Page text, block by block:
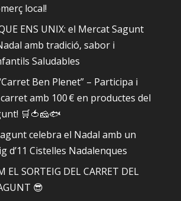
local!
ENS UNIX: el Mercat Sagunt
amb tradició, sabor i
Saludables
Ben Plenet” – Participa i
amb 100 € en productes del
🛒🍅🧀🐟
celebra el Nadal amb un
d’11 Cistelles Nadalenques
EL SORTEIG DEL CARRET DEL
😎